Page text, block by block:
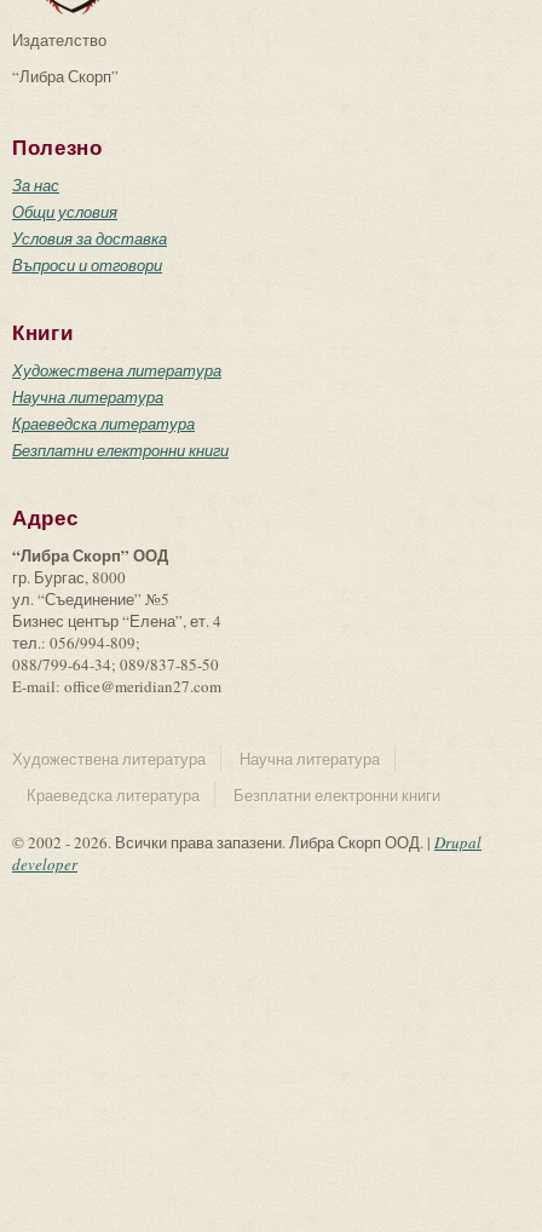
Издателство
“Либра Скорп”
Полезно
За нас
Общи условия
Условия за доставка
Въпроси и отговори
Книги
Художествена литература
Научна литература
Краеведска литература
Безплатни електронни книги
Адрес
“Либра Скорп” ООД
гр. Бургас, 8000
ул. “Съединение” №5
Бизнес център “Елена”, ет. 4
тел.: 056/994-809;
088/799-64-34; 089/837-85-50
E-mail: office@meridian27.com
Художествена литература
Научна литература
Краеведска литература
Безплатни електронни книги
© 2002 - 2026. Всички права запазени. Либра Скорп ООД. | Drupal
developer